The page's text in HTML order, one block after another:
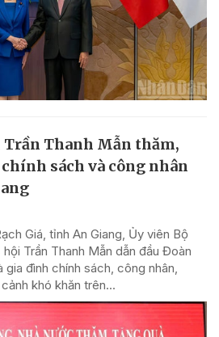
Trần Thanh Mẫn thăm,
sách và công nhân
Giá, tỉnh An Giang, Ủy viên Bộ
Trần Thanh Mẫn dẫn đầu Đoàn
đình chính sách, công nhân,
khó khăn trên...